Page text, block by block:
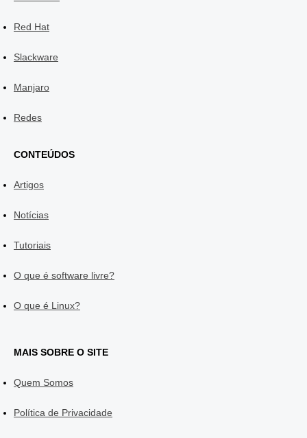
Red Hat
Slackware
Manjaro
Redes
CONTEÚDOS
Artigos
Notícias
Tutoriais
O que é software livre?
O que é Linux?
MAIS SOBRE O SITE
Quem Somos
Política de Privacidade